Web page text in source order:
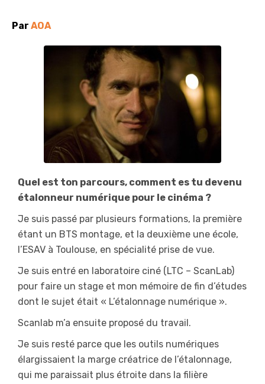
Par AOA
Quel est ton parcours, comment es tu devenu
étalonneur numérique pour le cinéma ?
Je suis passé par plusieurs formations, la première
étant un BTS montage, et la deuxième une école,
l’ESAV à Toulouse, en spécialité prise de vue.
Je suis entré en laboratoire ciné (LTC – ScanLab)
pour faire un stage et mon mémoire de fin d’études
dont le sujet était « L’étalonnage numérique ».
Scanlab m’a ensuite proposé du travail.
Je suis resté parce que les outils numériques
élargissaient la marge créatrice de l’étalonnage,
qui me paraissait plus étroite dans la filière